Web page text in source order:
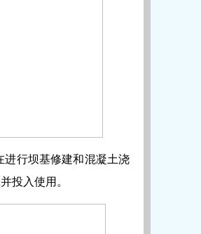
进行坝基修建和混凝土浇
投入使用。